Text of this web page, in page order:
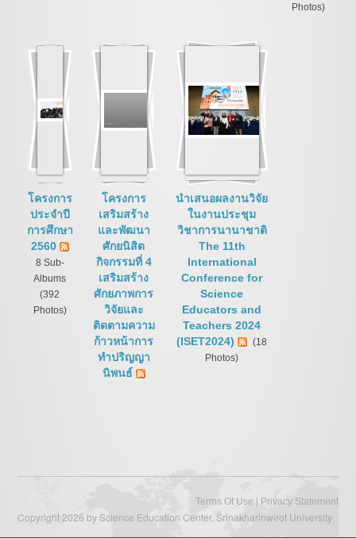
Photos)
โครงการ
ประจำปี
การศึกษา
2560
8 Sub-
Albums
(392
Photos)
โครงการ
เสริมสร้าง
และพัฒนา
ศักยนิสิต
กิจกรรมที่ 4
เสริมสร้าง
ศักยภาพการ
วิจัยและ
ติดตามความ
ก้าวหน้าการ
ทำปริญญา
นิพนธ์
นำเสนอผลงานวิจัย
ในงานประชุม
วิชาการนานาชาติ
The 11th
International
Conference for
Science
Educators and
Teachers 2024
(ISET2024)
(18
Photos)
Terms Of Use | Privacy Statement
Copyright 2026 by Science Education Center, Srinakharinwirot University